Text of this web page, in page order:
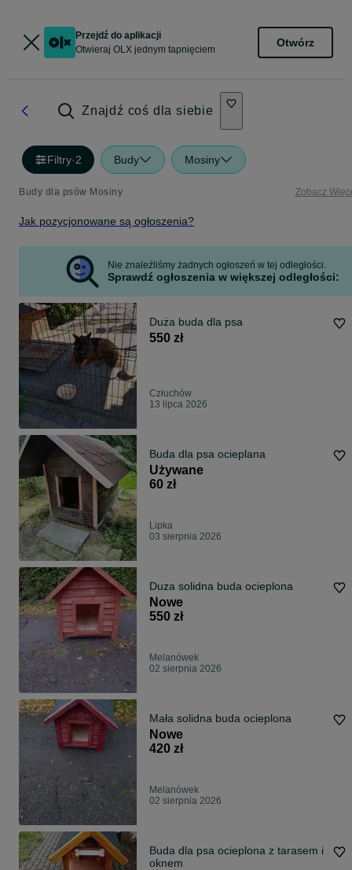
Przejdź do aplikacji
Otwieraj OLX jednym tapnięciem
Otwórz
Znajdź coś dla siebie
Filtry·2 Budy Mosiny
Budy dla psów Mosiny Zobacz
Jak pozycjonowane są ogłoszenia?
Nie znaleźliśmy żadnych ogłoszeń w tej odległości.
Sprawdź ogłoszenia w większej odległości:
Duża buda dla psa
550 zł
Człuchów
13 lipca 2026
Buda dla psa ocieplana
Używane
60 zł
Lipka
03 sierpnia 2026
Duza solidna buda ocieplona
Nowe
550 zł
Melanówek
02 sierpnia 2026
Mała solidna buda ocieplona
Nowe
420 zł
Melanówek
02 sierpnia 2026
Buda dla psa ocieplona z tarasem i
oknem